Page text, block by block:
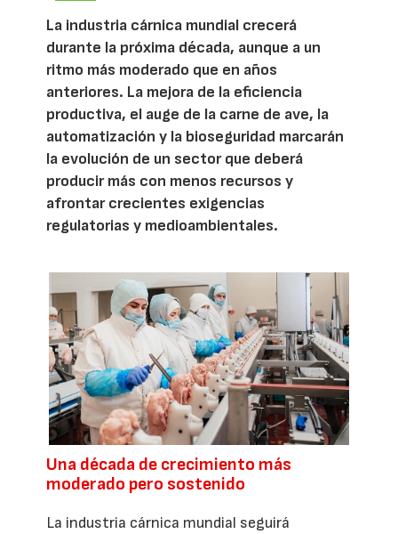
La industria cárnica mundial crecerá
durante la próxima década, aunque a un
ritmo más moderado que en años
anteriores. La mejora de la eficiencia
productiva, el auge de la carne de ave, la
automatización y la bioseguridad marcarán
la evolución de un sector que deberá
producir más con menos recursos y
afrontar crecientes exigencias
regulatorias y medioambientales.
Una década de crecimiento más
moderado pero sostenido
La industria cárnica mundial seguirá